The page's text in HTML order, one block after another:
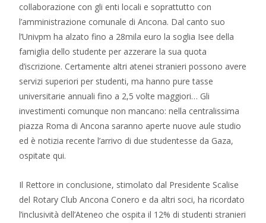
collaborazione con gli enti locali e soprattutto con
l’amministrazione comunale di Ancona. Dal canto suo
l’Univpm ha alzato fino a 28mila euro la soglia Isee della
famiglia dello studente per azzerare la sua quota
d’iscrizione. Certamente altri atenei stranieri possono avere
servizi superiori per studenti, ma hanno pure tasse
universitarie annuali fino a 2,5 volte maggiori… Gli
investimenti comunque non mancano: nella centralissima
piazza Roma di Ancona saranno aperte nuove aule studio
ed è notizia recente l’arrivo di due studentesse da Gaza,
ospitate qui.
Il Rettore in conclusione, stimolato dal Presidente Scalise
del Rotary Club Ancona Conero e da altri soci, ha ricordato
l’inclusività dell’Ateneo che ospita il 12% di studenti stranieri